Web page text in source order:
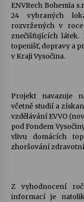
ENVItech Bohemia
24 vybraných
rozvržených v
znečišťujících
topenišť, dopravy a
v Kraji Vysočina.
Projekt navazuje
včetně studií a
vzdělávání EVVO
pod Fondem
vlivu domácích
zhoršování
Z vyhodnocení
informací je